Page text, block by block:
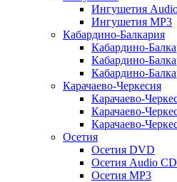
Ингушетия
Ингушетия MP3
Кабардино-Балкария
Кабардино-
Кабардино-
Кабардино-
Карачаево-Черкесия
Карачаево-
Карачаево-
Карачаево-
Осетия
Осетия DVD
Осетия Audio CD
Осетия MP3